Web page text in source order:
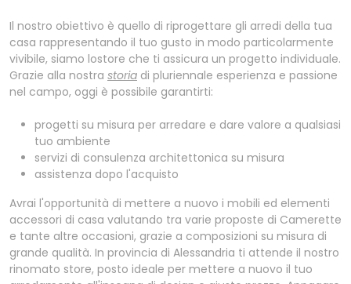
Il nostro obiettivo è quello di riprogettare gli arredi della tua
casa rappresentando il tuo gusto in modo particolarmente
vivibile, siamo lostore che ti assicura un progetto individuale.
Grazie alla nostra storia di pluriennale esperienza e passione
nel campo, oggi è possibile garantirti:
progetti su misura per arredare e dare valore a qualsiasi
tuo ambiente
servizi di consulenza architettonica su misura
assistenza dopo l'acquisto
Avrai l'opportunità di mettere a nuovo i mobili ed elementi
accessori di casa valutando tra varie proposte di Camerette
e tante altre occasioni, grazie a composizioni su misura di
grande qualità. In provincia di Alessandria ti attende il nostro
rinomato store, posto ideale per mettere a nuovo il tuo